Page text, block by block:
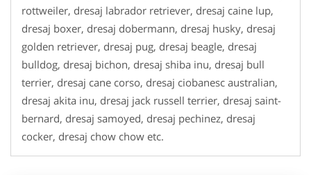
rottweiler, dresaj labrador retriever, dresaj caine lup,
dresaj boxer, dresaj dobermann, dresaj husky, dresaj
golden retriever, dresaj pug, dresaj beagle, dresaj
bulldog, dresaj bichon, dresaj shiba inu, dresaj bull
terrier, dresaj cane corso, dresaj ciobanesc australian,
dresaj akita inu, dresaj jack russell terrier, dresaj saint-
bernard, dresaj samoyed, dresaj pechinez, dresaj
cocker, dresaj chow chow etc.